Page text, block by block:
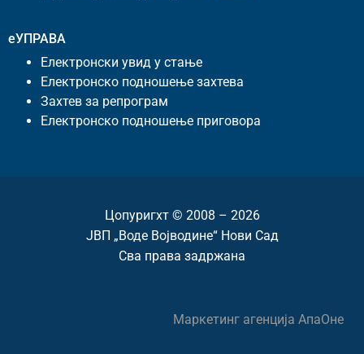
еУПРАВА
Електронски увид у стање
Електронско подношење захтева
Захтев за репрограм
Електронско подношење приговора
Цопyригхт © 2008 – 2026
ЈВП „Воде Војводине“ Нови Сад
Сва права задржана
Маркетинг агенција АпаОне